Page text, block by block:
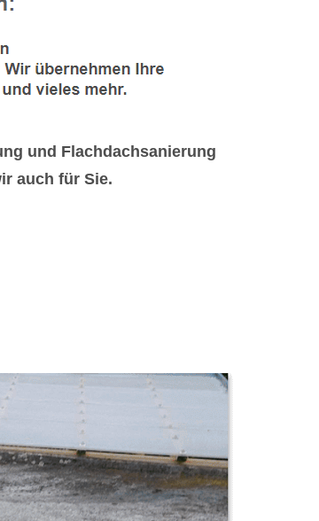
und Flachdachsanierung
auch für Sie.